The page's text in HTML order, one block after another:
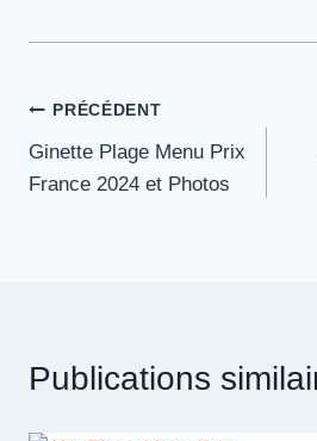
Navigation
de
PRÉCÉDENT
Ginette Plage Menu Prix
France 2024 et Photos
Publications